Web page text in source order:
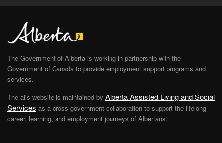
The Government of Alberta is working in partnership with the
Government of Canada to provide employment support programs and
services.
The alis website is maintained by Alberta Assisted Living and Social
Services as a cross-government collaboration to support the lifelong
career, learning, and employment journeys of Albertans.